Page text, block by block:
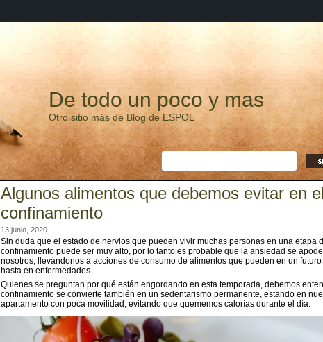
De todo un poco y mas
Otro sitio más de Blog de ESPOL
Algunos alimentos que debemos evitar en el
confinamiento
13 junio, 2020
Sin duda que el estado de nervios que pueden vivir muchas personas en una etapa
confinamiento puede ser muy alto, por lo tanto es probable que la ansiedad se
nosotros, llevándonos a acciones de consumo de alimentos que pueden en un
hasta en enfermedades.
Quienes se preguntan por qué están engordando en esta temporada, debemos
confinamiento se convierte también en un sedentarismo permanente, estando en
apartamento con poca movilidad, evitando que quememos calorías durante el día.